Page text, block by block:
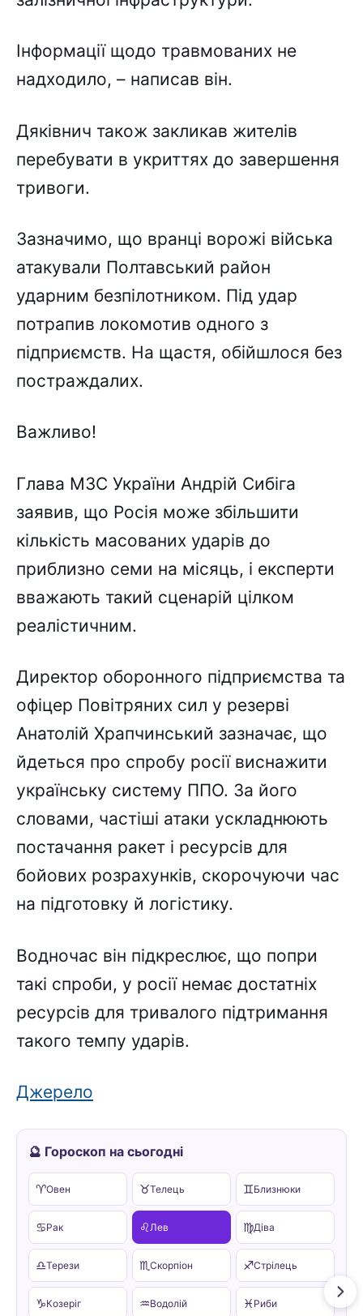
Інформації щодо травмованих не
надходило, – написав він.
Дяківнич також закликав жителів
перебувати в укриттях до завершення
тривоги.
Зазначимо, що вранці ворожі війська
атакували Полтавський район
ударним безпілотником. Під удар
потрапив локомотив одного з
підприємств. На щастя, обійшлося без
постраждалих.
Важливо!
Глава МЗС України Андрій Сибіга
заявив, що Росія може збільшити
кількість масованих ударів до
приблизно семи на місяць, і експерти
вважають такий сценарій цілком
реалістичним.
Директор оборонного підприємства та
офіцер Повітряних сил у резерві
Анатолій Храпчинський зазначає, що
йдеться про спробу росії виснажити
українську систему ППО. За його
словами, частіші атаки ускладнюють
постачання ракет і ресурсів для
бойових розрахунків, скорочуючи час
на підготовку й логістику.
Водночас він підкреслює, що попри
такі спроби, у росії немає достатніх
ресурсів для тривалого підтримання
такого темпу ударів.
Джерело
🔮 Гороскоп на сьогодні
♈Овен ♉Телець ♊Близнюки
♋Рак ♌ Лев ♍Діва
♎Терези ♏Скорпіон ♐Стрілець
♑Козеріг ♒Водолій ♓ Риби